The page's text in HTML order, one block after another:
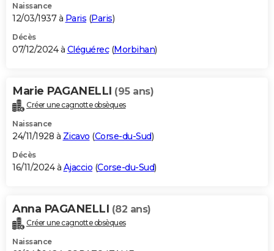
Naissance
12/03/1937 à Paris (Paris)
Décès
07/12/2024 à Cléguérec(Morbihan)
Marie PAGANELLI (95 ans)
Créer une cagnotte obsèques
Naissance
24/11/1928 à Zicavo (Corse-du-Sud)
Décès
16/11/2024 à Ajaccio (Corse-du-Sud)
Anna PAGANELLI (82 ans)
Créer une cagnotte obsèques
Naissance